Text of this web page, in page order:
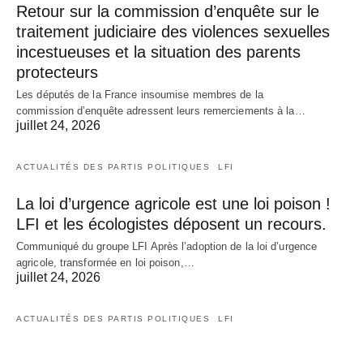
Retour sur la commission d’enquête sur le
traitement judiciaire des violences sexuelles
incestueuses et la situation des parents
protecteurs
Les députés de la France insoumise membres de la
commission d’enquête adressent leurs remerciements à la…
juillet 24, 2026
ACTUALITÉS DES PARTIS POLITIQUES LFI
La loi d’urgence agricole est une loi poison !
LFI et les écologistes déposent un recours.
Communiqué du groupe LFI Après l’adoption de la loi d’urgence
agricole, transformée en loi poison,…
juillet 24, 2026
ACTUALITÉS DES PARTIS POLITIQUES LFI